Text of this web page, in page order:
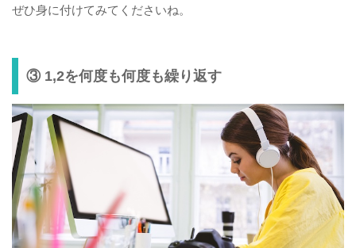
ぜひ身に付けてみてくださいね。
③ 1,2を何度も何度も繰り返す